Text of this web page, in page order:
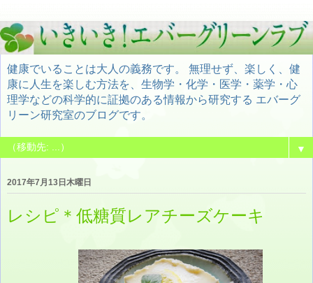
健康でいることは大人の義務です。 無理せず、楽しく、健
康に人生を楽しむ方法を、生物学・化学・医学・薬学・心
理学などの科学的に証拠のある情報から研究する エバーグ
リーン研究室のブログです。
▼
2017年7月13日木曜日
レシピ＊低糖質レアチーズケーキ